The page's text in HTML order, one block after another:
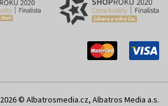
2026 © Albatrosmedia.cz, Albatros Media a.s.